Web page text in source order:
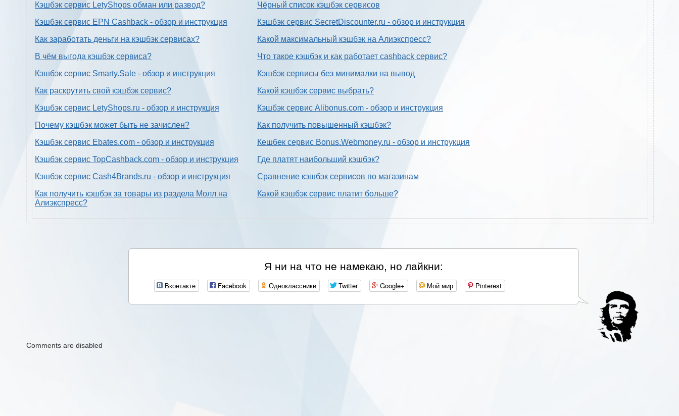
Кэшбэк сервис LetyShops обман или развод?
Кэшбэк сервис EPN Cashback - обзор и инструкция
Как заработать деньги на кэшбэк сервисах?
В чём выгода кэшбэк сервиса?
Кэшбэк сервис Smarty.Sale - обзор и инструкция
Как раскрутить свой кэшбэк сервис?
Кэшбэк сервис LetyShops.ru - обзор и инструкция
Почему кэшбэк может быть не зачислен?
Кэшбэк сервис Ebates.com - обзор и инструкция
Кэшбэк сервис TopCashback.com - обзор и инструкция
Кэшбэк сервис Cash4Brands.ru - обзор и инструкция
Как получить кэшбэк за товары из раздела Молл на
Алиэкспресс?
Чёрный список кэшбэк сервисов
Кэшбэк сервис SecretDiscounter.ru - обзор и инструкция
Какой максимальный кэшбэк на Алиэкспресс?
Что такое кэшбэк и как работает cashback сервис?
Кэшбэк сервисы без минималки на вывод
Какой кэшбэк сервис выбрать?
Кэшбэк сервис Alibonus.com - обзор и инструкция
Как получить повышенный кэшбэк?
Кешбек сервис Bonus.Webmoney.ru - обзор и инструкция
Где платят наибольший кэшбэк?
Сравнение кэшбэк сервисов по магазинам
Какой кэшбэк сервис платит больше?
Я ни на что не намекаю, но лайкни:
Вконтакте Facebook Одноклассники Twitter Google+ Мой мир Pinterest
Comments are disabled